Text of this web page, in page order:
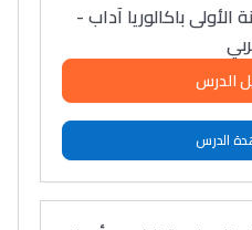
الأولى باكالوريا آداب -
الدرس
الدرس